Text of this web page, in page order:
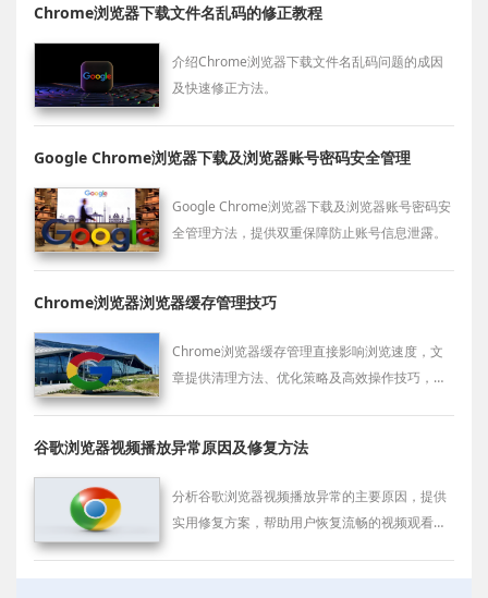
Chrome浏览器下载文件名乱码的修正教程
介绍Chrome浏览器下载文件名乱码问题的成因
及快速修正方法。
Google Chrome浏览器下载及浏览器账号密码安全管理
Google Chrome浏览器下载及浏览器账号密码安
全管理方法，提供双重保障防止账号信息泄露。
Chrome浏览器浏览器缓存管理技巧
Chrome浏览器缓存管理直接影响浏览速度，文
章提供清理方法、优化策略及高效操作技巧，帮
谷歌浏览器视频播放异常原因及修复方法
分析谷歌浏览器视频播放异常的主要原因，提供
实用修复方案，帮助用户恢复流畅的视频观看体